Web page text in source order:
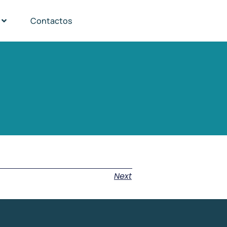
Contactos
Next